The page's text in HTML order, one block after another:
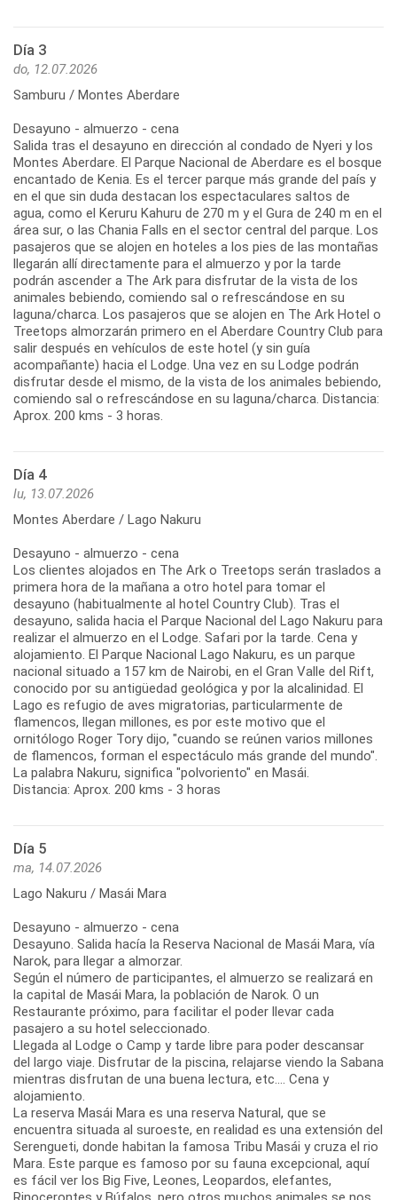
Día 3
do, 12.07.2026
Samburu / Montes Aberdare
Desayuno - almuerzo - cena
Salida tras el desayuno en dirección al condado de Nyeri y los
Montes Aberdare. El Parque Nacional de Aberdare es el bosque
encantado de Kenia. Es el tercer parque más grande del país y
en el que sin duda destacan los espectaculares saltos de
agua, como el Keruru Kahuru de 270 m y el Gura de 240 m en el
área sur, o las Chania Falls en el sector central del parque. Los
pasajeros que se alojen en hoteles a los pies de las montañas
llegarán allí directamente para el almuerzo y por la tarde
podrán ascender a The Ark para disfrutar de la vista de los
animales bebiendo, comiendo sal o refrescándose en su
laguna/charca. Los pasajeros que se alojen en The Ark Hotel o
Treetops almorzarán primero en el Aberdare Country Club para
salir después en vehículos de este hotel (y sin guía
acompañante) hacia el Lodge. Una vez en su Lodge podrán
disfrutar desde el mismo, de la vista de los animales bebiendo,
comiendo sal o refrescándose en su laguna/charca. Distancia:
Aprox. 200 kms - 3 horas.
Día 4
lu, 13.07.2026
Montes Aberdare / Lago Nakuru
Desayuno - almuerzo - cena
Los clientes alojados en The Ark o Treetops serán traslados a
primera hora de la mañana a otro hotel para tomar el
desayuno (habitualmente al hotel Country Club). Tras el
desayuno, salida hacia el Parque Nacional del Lago Nakuru para
realizar el almuerzo en el Lodge. Safari por la tarde. Cena y
alojamiento. El Parque Nacional Lago Nakuru, es un parque
nacional situado a 157 km de Nairobi, en el Gran Valle del Rift,
conocido por su antigüedad geológica y por la alcalinidad. El
Lago es refugio de aves migratorias, particularmente de
flamencos, llegan millones, es por este motivo que el
ornitólogo Roger Tory dijo, "cuando se reúnen varios millones
de flamencos, forman el espectáculo más grande del mundo".
La palabra Nakuru, significa "polvoriento" en Masái.
Distancia: Aprox. 200 kms - 3 horas
Día 5
ma, 14.07.2026
Lago Nakuru / Masái Mara
Desayuno - almuerzo - cena
Desayuno. Salida hacía la Reserva Nacional de Masái Mara, vía
Narok, para llegar a almorzar.
Según el número de participantes, el almuerzo se realizará en
la capital de Masái Mara, la población de Narok. O un
Restaurante próximo, para facilitar el poder llevar cada
pasajero a su hotel seleccionado.
Llegada al Lodge o Camp y tarde libre para poder descansar
del largo viaje. Disfrutar de la piscina, relajarse viendo la Sabana
mientras disfrutan de una buena lectura, etc.... Cena y
alojamiento.
La reserva Masái Mara es una reserva Natural, que se
encuentra situada al suroeste, en realidad es una extensión del
Serengueti, donde habitan la famosa Tribu Masái y cruza el rio
Mara. Este parque es famoso por su fauna excepcional, aquí
es fácil ver los Big Five, Leones, Leopardos, elefantes,